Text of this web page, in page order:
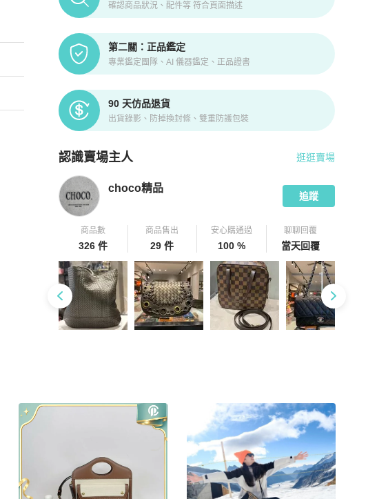
確認商品狀況、配件等 符合頁面描述
第二關：正品鑑定
專業鑑定團隊、AI 儀器鑑定、正品證書
90 天仿品退貨
出貨錄影、防掉換封條、雙重防護包裝
認識賣場主人
PopChill 拍拍圈嚴選賣家
逛逛賣場
choco精品
追蹤
商品數
326 件
商品售出
29 件
安心購通過
100 %
聊聊回覆
當天回覆